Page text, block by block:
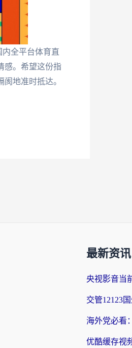
内全平台体育直
感。希望这份指
地准时抵达。
最新资讯